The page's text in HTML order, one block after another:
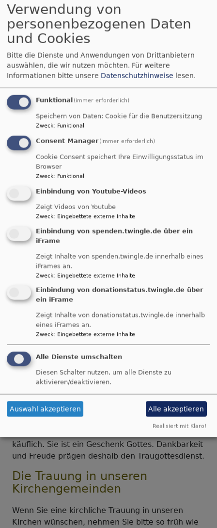
Breadcrumb
Hochzeit
Hochzeit
Trauung
Bei der kirchlichen
Trauung empfängt das Brautpaar den Segen
Gottes. Den beiden Liebenden wird
zugesprochen, dass Gottes Segen sie in ihrem
Wagnis "Ehe" begleitet. Denn es ist alles andere
als selbstverständlich, dass zwei Menschen mit
ihren je eigenen Träumen und Wünschen,
Lebensplänen und -geschichten, Fähigkeiten und
Beziehung eingehen wollen und können. Die
käuflich. Sie ist ein Geschenk Gottes. Dankbarkeit
und Freude prägen deshalb den Traugottesdienst.
Die Trauung in unseren
Kirchengemeinden
Wenn Sie eine kirchliche Trauung in unseren
Kirchen wünschen, nehmen Sie bitte so früh wie
Verwendung von
personenbezogenen Daten
und Cookies
Bitte die Dienste und Anwendungen von Drittanbietern
auswählen, die wir nutzen möchten. Für weitere
Informationen bitte unsere Datenschutzhinweise lesen.
Funktional (immer erforderlich)
Speichern von Daten: Cookie für die Benutzersitzung
Zweck: Funktional
Consent Manager (immer erforderlich)
Cookie Consent speichert Ihre Einwilligungsstatus im
Browser
Zweck: Funktional
Einbindung von Youtube-Videos
Zeigt Videos von Youtube
Zweck: Eingebettete externe Inhalte
Einbindung von spenden.twingle.de über ein
iFrame
Zeigt Inhalte von spenden.twingle.de innerhalb eines
iFrames an.
Zweck: Eingebettete externe Inhalte
Einbindung von donationstatus.twingle.de über
ein iFrame
Zeigt Inhalte von donationstatus.twingle.de innerhalb
eines iFrames an.
Zweck: Eingebettete externe Inhalte
Alle Dienste umschalten
Diesen Schalter nutzen, um alle Dienste zu
aktivieren/deaktivieren.
Auswahl akzeptieren Alle akzeptieren
Realisiert mit Klaro!